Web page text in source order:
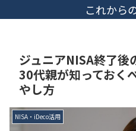
これから
ジュニアNISA終了後
30代親が知っておく
やし方
NISA・iDeco活用